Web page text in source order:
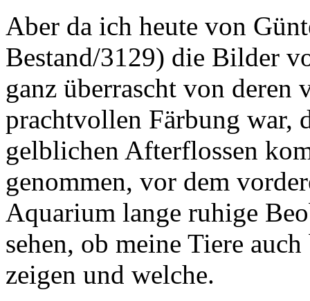
Aber da ich heute von
Bestand/3129) die Bilder
ganz überrascht von
prachtvollen Färbung war,
gelblichen Afterflossen
genommen, vor dem
Aquarium lange ruhige
sehen, ob meine Tiere
zeigen und welche.